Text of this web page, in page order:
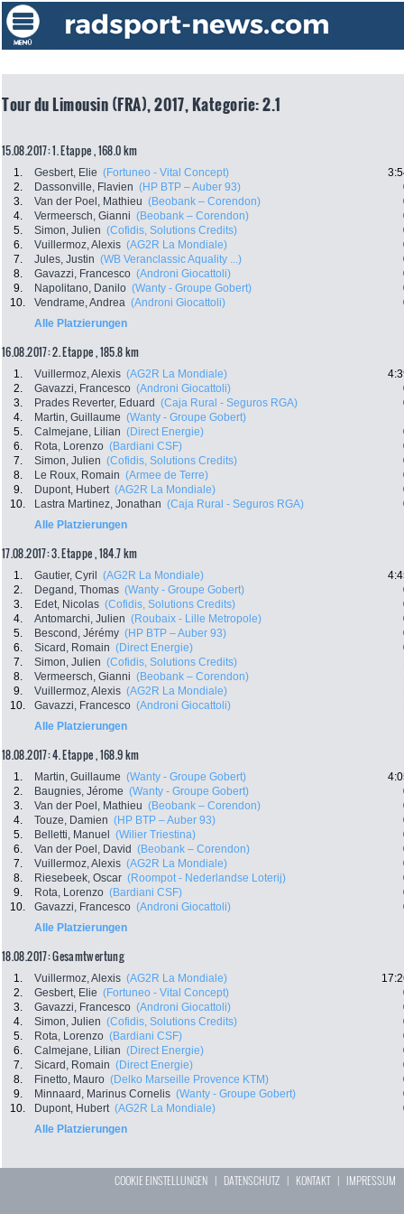
Tour du Limousin (FRA), 2017, Kategorie: 2.1
15.08.2017: 1. Etappe , 168.0 km
1. Gesbert, Elie (Fortuneo - Vital Concept)
2.
Dassonville, Flavien (HP BTP – Auber 93)
3.
Van der Poel, Mathieu (Beobank – Corendon)
4.
Vermeersch, Gianni (Beobank – Corendon)
5.
Simon, Julien (Cofidis, Solutions Credits)
6.
Vuillermoz, Alexis (AG2R La Mondiale)
7.
Jules, Justin (WB Veranclassic Aquality ...)
8.
Gavazzi, Francesco (Androni Giocattoli)
9.
Napolitano, Danilo (Wanty - Groupe Gobert)
10.
Vendrame, Andrea (Androni Giocattoli)
Alle Platzierungen
16.08.2017: 2. Etappe , 185.8 km
1. Vuillermoz, Alexis (AG2R La Mondiale)
2.
Gavazzi, Francesco (Androni Giocattoli)
3.
Prades Reverter, Eduard (Caja Rural - Seguros RGA)
4.
Martin, Guillaume (Wanty - Groupe Gobert)
5.
Calmejane, Lilian (Direct Energie)
6.
Rota, Lorenzo (Bardiani CSF)
7.
Simon, Julien (Cofidis, Solutions Credits)
8.
Le Roux, Romain (Armee de Terre)
9.
Dupont, Hubert (AG2R La Mondiale)
10.
Lastra Martinez, Jonathan (Caja Rural - Seguros RGA)
Alle Platzierungen
17.08.2017: 3. Etappe , 184.7 km
1. Gautier, Cyril (AG2R La Mondiale)
2.
Degand, Thomas (Wanty - Groupe Gobert)
3.
Edet, Nicolas (Cofidis, Solutions Credits)
4.
Antomarchi, Julien (Roubaix - Lille Metropole)
5.
Bescond, Jérémy (HP BTP – Auber 93)
6.
Sicard, Romain (Direct Energie)
7.
Simon, Julien (Cofidis, Solutions Credits)
8.
Vermeersch, Gianni (Beobank – Corendon)
9.
Vuillermoz, Alexis (AG2R La Mondiale)
10.
Gavazzi, Francesco (Androni Giocattoli)
Alle Platzierungen
18.08.2017: 4. Etappe , 168.9 km
1. Martin, Guillaume (Wanty - Groupe Gobert)
2.
Baugnies, Jérome (Wanty - Groupe Gobert)
3.
Van der Poel, Mathieu (Beobank – Corendon)
4.
Touze, Damien (HP BTP – Auber 93)
5.
Belletti, Manuel (Wilier Triestina)
6.
Van der Poel, David (Beobank – Corendon)
7.
Vuillermoz, Alexis (AG2R La Mondiale)
8.
Riesebeek, Oscar (Roompot - Nederlandse Loterij)
9.
Rota, Lorenzo (Bardiani CSF)
10.
Gavazzi, Francesco (Androni Giocattoli)
Alle Platzierungen
18.08.2017: Gesamtwertung
1. Vuillermoz, Alexis (AG2R La Mondiale)
2.
Gesbert, Elie (Fortuneo - Vital Concept)
3.
Gavazzi, Francesco (Androni Giocattoli)
4.
Simon, Julien (Cofidis, Solutions Credits)
5.
Rota, Lorenzo (Bardiani CSF)
6.
Calmejane, Lilian (Direct Energie)
7.
Sicard, Romain (Direct Energie)
8.
Finetto, Mauro (Delko Marseille Provence KTM)
9.
Minnaard, Marinus Cornelis (Wanty - Groupe Gobert)
10.
Dupont, Hubert (AG2R La Mondiale)
Alle Platzierungen
COOKIE EINSTELLUNGEN | DATENSCHUTZ | KONTAKT| IMPRESSUM